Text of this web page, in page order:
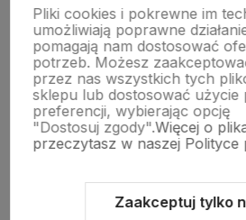
KOLEKCJE
Nasze marki
O nas
Pliki cookies i pokrewne im
umożliwiają poprawne
pomagają nam dostosować
potrzeb. Możesz
przez nas wszystkich tych
sklepu lub dostosować użycie
preferencji, wybierając opcję
"Dostosuj zgody".Więcej o
przeczytasz w naszej Polityce
Zaakceptuj tylko